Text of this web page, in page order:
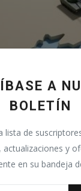
A
BOLETÍN
lista de
y
en su bandeja
las